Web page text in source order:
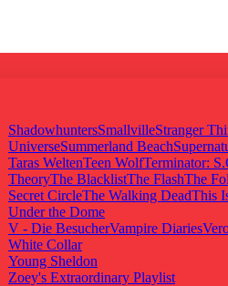
ShadowhuntersSmallvilleStranger
UniverseSummerland Beach
Taras WeltenTeen WolfTerminator:
TheoryThe BlacklistThe FlashThe
Secret CircleThe Walking DeadThis
Under the Dome
V - Die BesucherVampire Diaries
White Collar
Young Sheldon
Zoey's Extraordinary Playlist